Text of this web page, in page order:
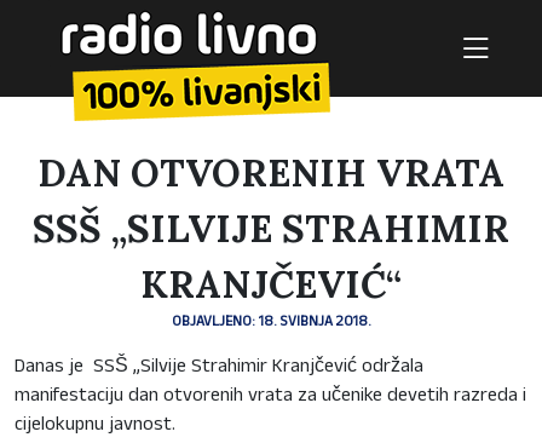
DAN OTVORENIH VRATA
SSŠ „SILVIJE STRAHIMIR
KRANJČEVIĆ“
OBJAVLJENO: 18. SVIBNJA 2018.
Danas je SSŠ „Silvije Strahimir Kranjčević održala
manifestaciju dan otvorenih vrata za učenike devetih razreda i
cijelokupnu javnost.